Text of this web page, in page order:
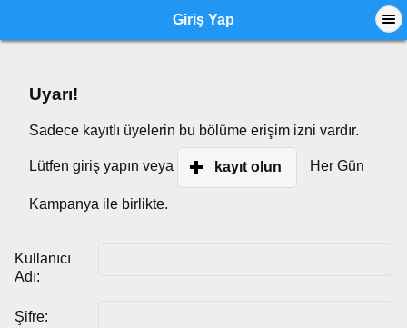
Giriş Yap
Uyarı!
Sadece kayıtlı üyelerin bu bölüme erişim izni vardır.
Lütfen giriş yapın veya kayıt olun Her Gün
Kampanya ile birlikte.
Kullanıcı
Adı:
Şifre: